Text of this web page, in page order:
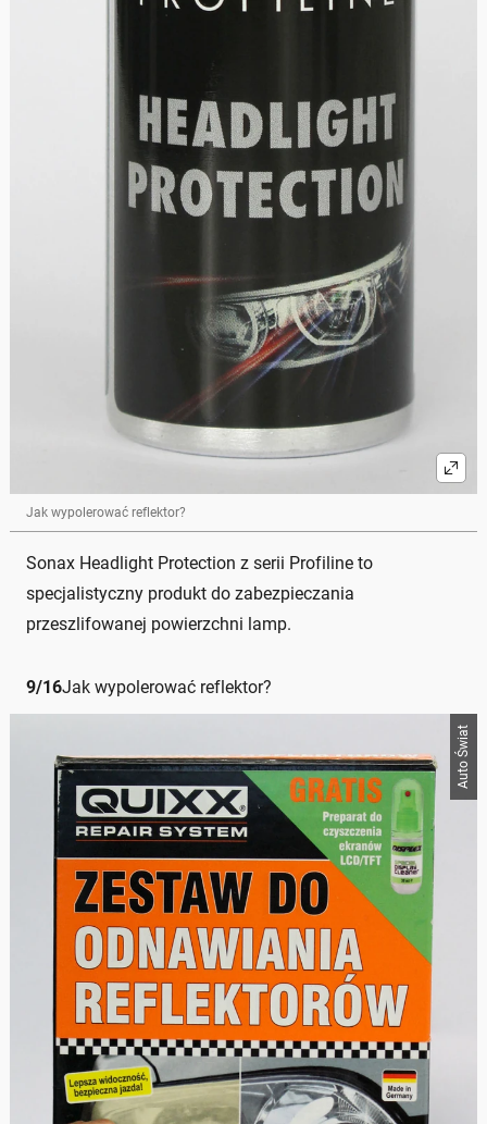
Jak wypolerować reflektor?
Sonax Headlight Protection z serii Profiline to
specjalistyczny produkt do zabezpieczania
przeszlifowanej powierzchni lamp.
9/16Jak wypolerować reflektor?
Auto Świat